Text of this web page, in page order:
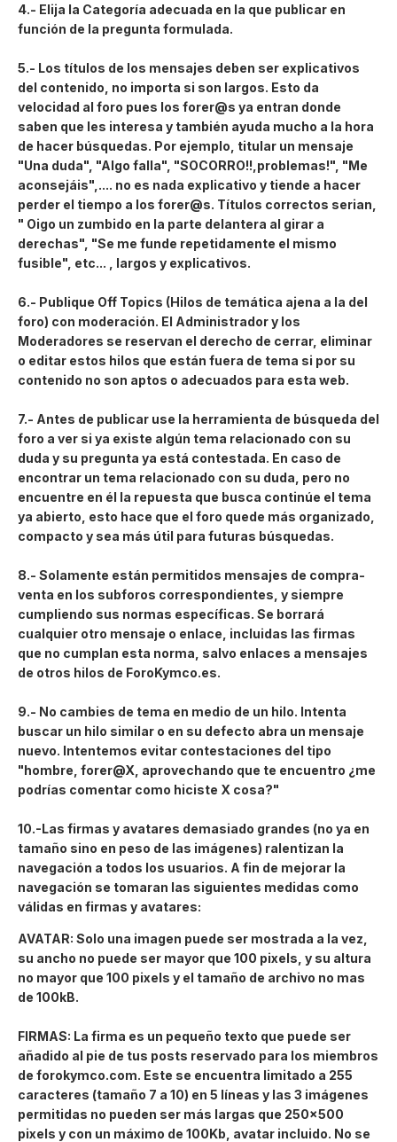
4.- Elija la Categoría adecuada en la que publicar en
función de la pregunta formulada.
5.- Los títulos de los mensajes deben ser explicativos
del contenido, no importa si son largos. Esto da
velocidad al foro pues los forer@s ya entran donde
saben que les interesa y también ayuda mucho a la hora
de hacer búsquedas. Por ejemplo, titular un mensaje
"Una duda", "Algo falla", "SOCORRO!!,problemas!", "Me
aconsejáis",.... no es nada explicativo y tiende a hacer
perder el tiempo a los forer@s. Títulos correctos serian,
" Oigo un zumbido en la parte delantera al girar a
derechas", "Se me funde repetidamente el mismo
fusible", etc... , largos y explicativos.
6.- Publique Off Topics (Hilos de temática ajena a la del
foro) con moderación. El Administrador y los
Moderadores se reservan el derecho de cerrar, eliminar
o editar estos hilos que están fuera de tema si por su
contenido no son aptos o adecuados para esta web.
7.- Antes de publicar use la herramienta de búsqueda del
foro a ver si ya existe algún tema relacionado con su
duda y su pregunta ya está contestada. En caso de
encontrar un tema relacionado con su duda, pero no
encuentre en él la repuesta que busca continúe el tema
ya abierto, esto hace que el foro quede más organizado,
compacto y sea más útil para futuras búsquedas.
8.- Solamente están permitidos mensajes de compra-
venta en los subforos correspondientes, y siempre
cumpliendo sus normas específicas. Se borrará
cualquier otro mensaje o enlace, incluidas las firmas
que no cumplan esta norma, salvo enlaces a mensajes
de otros hilos de ForoKymco.es.
9.- No cambies de tema en medio de un hilo. Intenta
buscar un hilo similar o en su defecto abra un mensaje
nuevo. Intentemos evitar contestaciones del tipo
"hombre, forer@X, aprovechando que te encuentro ¿me
podrías comentar como hiciste X cosa?"
10.-Las firmas y avatares demasiado grandes (no ya en
tamaño sino en peso de las imágenes) ralentizan la
navegación a todos los usuarios. A fin de mejorar la
navegación se tomaran las siguientes medidas como
válidas en firmas y avatares:
AVATAR: Solo una imagen puede ser mostrada a la vez,
su ancho no puede ser mayor que 100 pixels, y su altura
no mayor que 100 pixels y el tamaño de archivo no mas
de 100kB.
FIRMAS: La firma es un pequeño texto que puede ser
añadido al pie de tus posts reservado para los miembros
de forokymco.com. Este se encuentra limitado a 255
caracteres (tamaño 7 a 10) en 5 líneas y las 3 imágenes
permitidas no pueden ser más largas que 250x500
pixels y con un máximo de 100Kb, avatar incluido. No se